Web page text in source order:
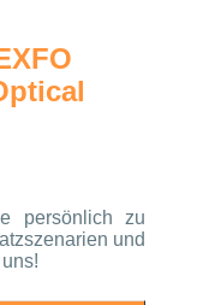
persönlich zu
und